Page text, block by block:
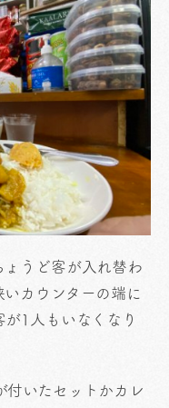
ょうど客が入れ替わ
いカウンターの端に
1人もいなくなり
付いたセットかカレ